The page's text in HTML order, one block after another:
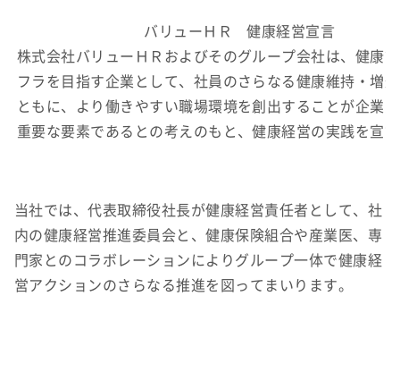
バリューＨＲ 健康経営宣言
株式会社バリューＨＲおよびそのグループ会社は、健康
フラを目指す企業として、社員のさらなる健康維持・増
ともに、より働きやすい職場環境を創出することが企業
重要な要素であるとの考えのもと、健康経営の実践を宣
当社では、代表取締役社長が健康経営責任者として、社
内の健康経営推進委員会と、健康保険組合や産業医、専
門家とのコラボレーションによりグループ一体で健康経
営アクションのさらなる推進を図ってまいります。